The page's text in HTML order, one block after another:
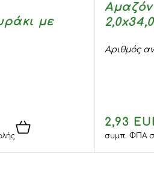
με
Αριθμός
2,93
συμπ. ΦΠΑ